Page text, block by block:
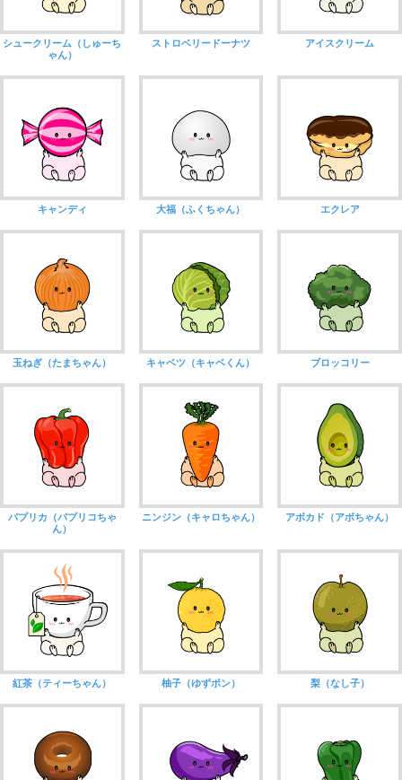
シュークリーム（しゅーち
ゃん）
ストロベリードーナツ アイスクリーム
キャンディ 大福（ふくちゃん） エクレア
玉ねぎ（たまちゃん） キャベツ（キャベくん） ブロッコリー
パプリカ（パプリコちゃ
ん）
ニンジン（キャロちゃん） アボカド（アボちゃん）
紅茶（ティーちゃん） 柚子（ゆずポン） 梨（なし子）